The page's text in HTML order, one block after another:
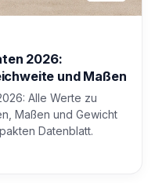
2026:
und Maßen
Alle Werte zu
Maßen und Gewicht
Datenblatt.